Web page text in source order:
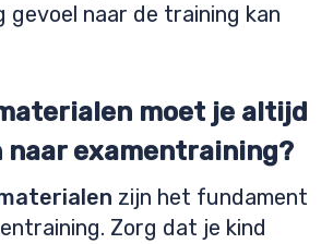
gevoel naar de training kan
moet je altijd
naar examentraining?
zijn het fundament
Zorg dat je kind